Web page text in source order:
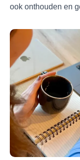
ook onthouden en